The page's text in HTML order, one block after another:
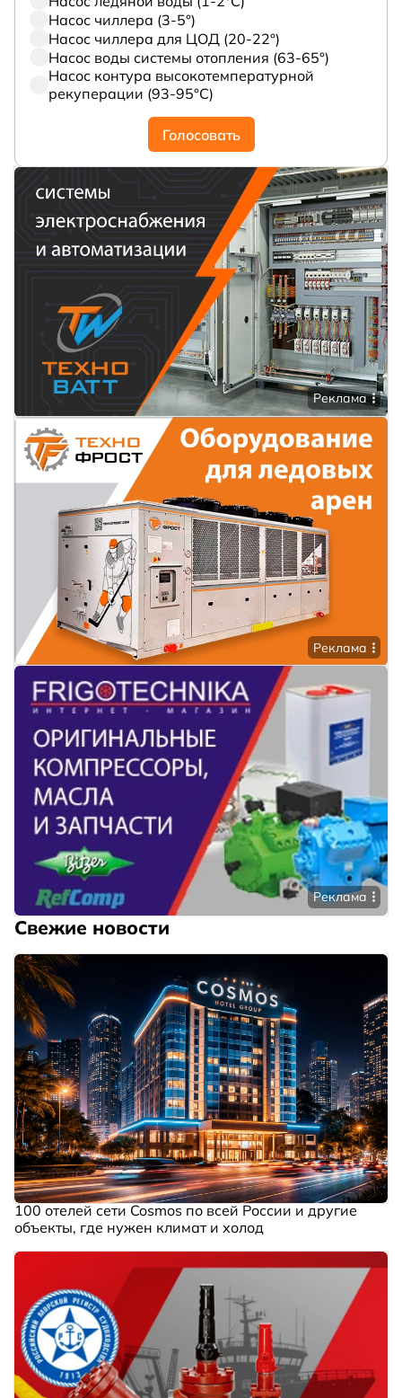
Насос чиллера (3-5°)
Насос чиллера для ЦОД (20-22°)
Насос воды системы отопления (63-65°)
Насос контура высокотемпературной
рекуперации (93-95°С)
Голосовать
Реклама
Реклама
Реклама
Свежие новости
100 отелей сети Cosmos по всей России и другие
объекты, где нужен климат и холод